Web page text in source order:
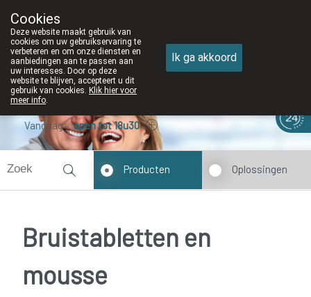
050/82 28 83
Vandaag open tot 18u30
Producten Oplossingen
Bruistabletten en
mousse
Cookies
Deze website maakt gebruik van
cookies om uw gebruikservaring te
verbeteren en om onze diensten en
aanbiedingen aan te passen aan
uw interesses. Door op deze
website te blijven, accepteert u dit
gebruik van cookies. Klik hier voor
meer info.
Ik ga akkoord